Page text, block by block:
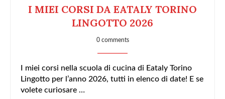
I MIEI CORSI DA EATALY TORINO
LINGOTTO 2026
0 comments
I miei corsi nella scuola di cucina di Eataly Torino
Lingotto per l’anno 2026, tutti in elenco di date! E se
volete curiosare …